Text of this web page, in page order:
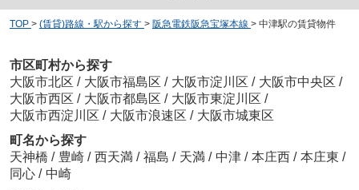
TOP > (賃貸)路線・駅から探す > 阪急電鉄阪急宝塚本線 > 中津駅の賃貸物件
市区町村から探す
大阪市北区 / 大阪市福島区 / 大阪市淀川区 / 大阪市中央区 /
大阪市西区 / 大阪市都島区 / 大阪市東淀川区 /
大阪市西淀川区 / 大阪市浪速区 / 大阪市城東区
町名から探す
天神橋 / 豊崎 / 西天満 / 福島 / 天満 / 中津 / 本庄西 / 本庄東 /
同心 / 中崎